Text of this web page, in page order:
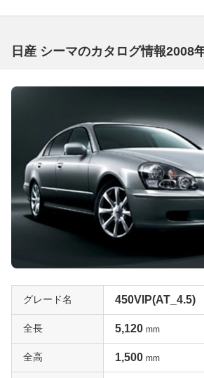
日産 シーマのカタログ情報2008
グレード名 450VIP(AT_4.5)
全長 5,120 mm
全高 1,500 mm